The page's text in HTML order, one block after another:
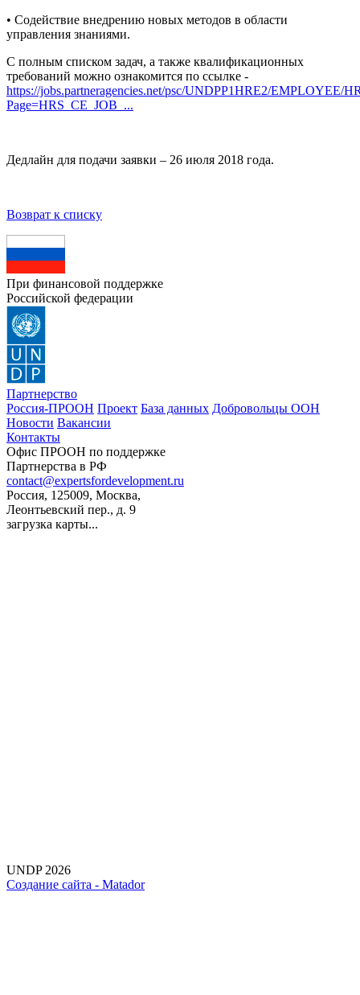
• Содействие внедрению новых методов в области
управления знаниями.
С полным списком задач, а также квалификационных
требований можно ознакомится по ссылке -
https://jobs.partneragencies.net/psc/UNDPP1HRE2/EMPLOYEE/
Page=HRS_CE_JOB_...
Дедлайн для подачи заявки – 26 июля 2018 года.
Возврат к списку
При финансовой поддержке
Российской федерации
Партнерство
Россия-ПРООН Проект База данных Добровольцы ООН
Новости Вакансии
Контакты
Офис ПРООН по поддержке
Партнерства в РФ
contact@expertsfordevelopment.ru
Россия, 125009, Москва,
Леонтьевский пер., д. 9
загрузка карты...
UNDP 2026
Создание сайта - Matador